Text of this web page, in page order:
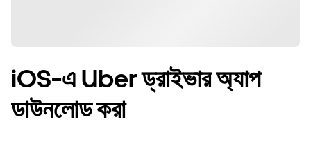
iOS-এ Uber ড্রাইভার অ্যাপ
ডাউনলোড করা